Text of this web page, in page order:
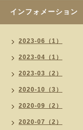
インフォメーション
2023-06（1）
2023-04（1）
2023-03（2）
2020-10（3）
2020-09（2）
2020-07（2）